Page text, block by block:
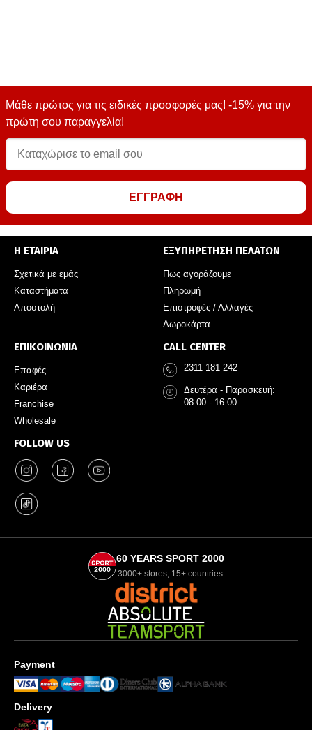
Μάθε πρώτος για τις ειδικές προσφορές μας! -15% για την
πρώτη σου παραγγελία!
ΕΓΓΡΑΦΗ
Η ΕΤΑΙΡΙΑ
Σχετικά με εμάς
Καταστήματα
Αποστολή
ΕΞΥΠΗΡΕΤΗΣΗ ΠΕΛΑΤΩΝ
Πως αγοράζουμε
Πληρωμή
Επιστροφές / Αλλαγές
Δωροκάρτα
ΕΠΙΚΟΙΝΩΝΙΑ
Επαφές
Καριέρα
Franchise
Wholesale
FOLLOW US
CALL CENTER
2311 181 242
Δευτέρα - Παρασκευή:
08:00 - 16:00
60 YEARS SPORT 2000
3000+ stores, 15+ countries
Payment
Delivery